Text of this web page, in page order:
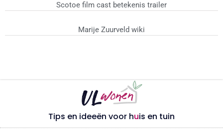
Scotoe film cast betekenis trailer
Marije Zuurveld wiki
Tips en ideeën voor huis en tuin